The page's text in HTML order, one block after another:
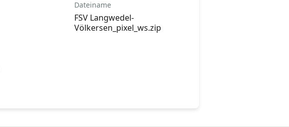
Dateiname
FSV Langwedel-
Völkersen_pixel_ws.zip